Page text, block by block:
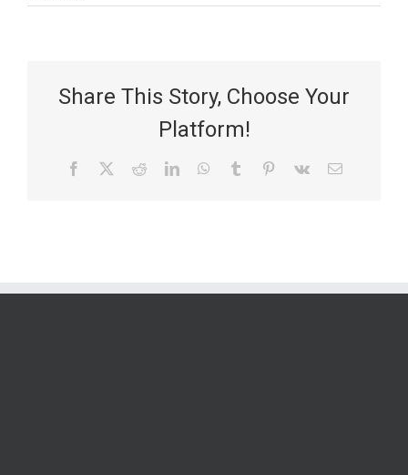
Share This Story, Choose Your
Platform!
Facebook RedditLinkedInWhatsApp
Tumblr Pinterest
Vk Email